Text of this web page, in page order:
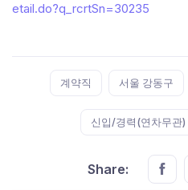
etail.do?q_rcrtSn=30235
계약직 서울 강동구
신입/경력(연차무관)
Share: